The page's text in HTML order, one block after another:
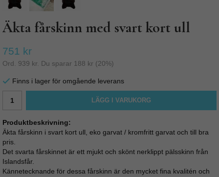
Äkta fårskinn med svart kort ull
751 kr
Ord. 939 kr . Du sparar 188 kr (20%)
Finns i lager för omgående leverans
LÄGG I VARUKORG
Produktbeskrivning:
Äkta fårskinn i svart kort ull, eko garvat / kromfritt garvat och till bra
pris.
Det svarta fårskinnet är ett mjukt och skönt nerklippt pälsskinn från
Islandsfår.
Kännetecknande för dessa fårskinn är den mycket fina kvalitén och